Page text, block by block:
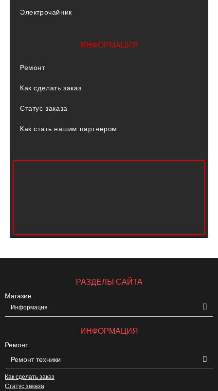
Электрочайник
ИНФОРМАЦИЯ
Ремонт
Как сделать заказ
Статус заказа
Как стать нашим партнером
РАЗДЕЛЫ САЙТА
Магазин
Информация
ИНФОРМАЦИЯ
Ремонт
Ремонт техники
Как сделать заказ
Статус заказа